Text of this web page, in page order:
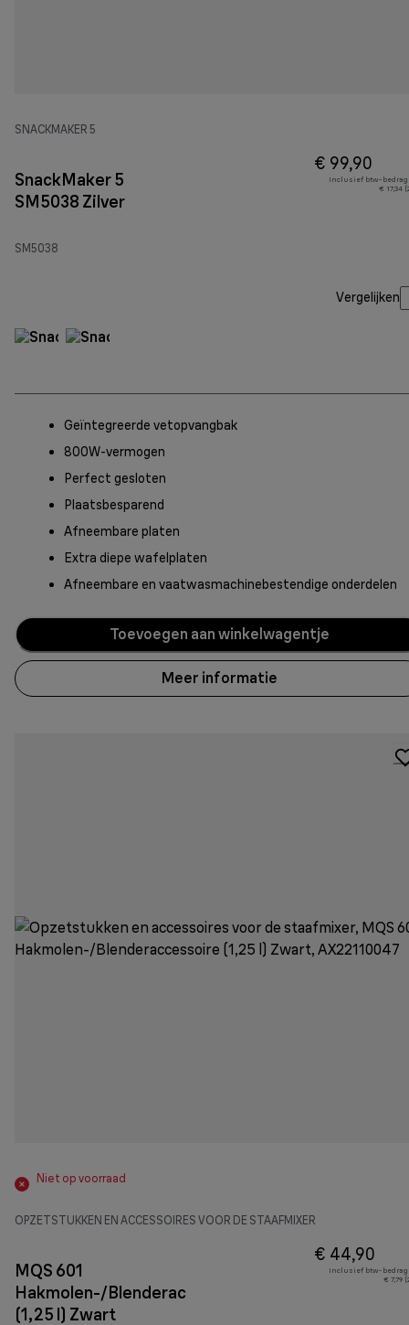
SNACKMAKER 5
SnackMaker 5
SM5038 Zilver
SM5038
€ 99,90
Inclusief btw-bedrag
€ 17,34
Vergelijken
Geïntegreerde vetopvangbak
800W-vermogen
Perfect gesloten
Plaatsbesparend
Afneembare platen
Extra diepe wafelplaten
Afneembare en vaatwasmachinebestendige onderdelen
Toevoegen aan winkelwagentje
Meer informatie
Niet op voorraad
OPZETSTUKKEN EN ACCESSOIRES VOOR DE STAAFMIXER
MQS 601
Hakmolen-/Blenderaccessoire
(1,25 l) Zwart
€ 44,90
Inclusief btw-bedrag
€ 7,79